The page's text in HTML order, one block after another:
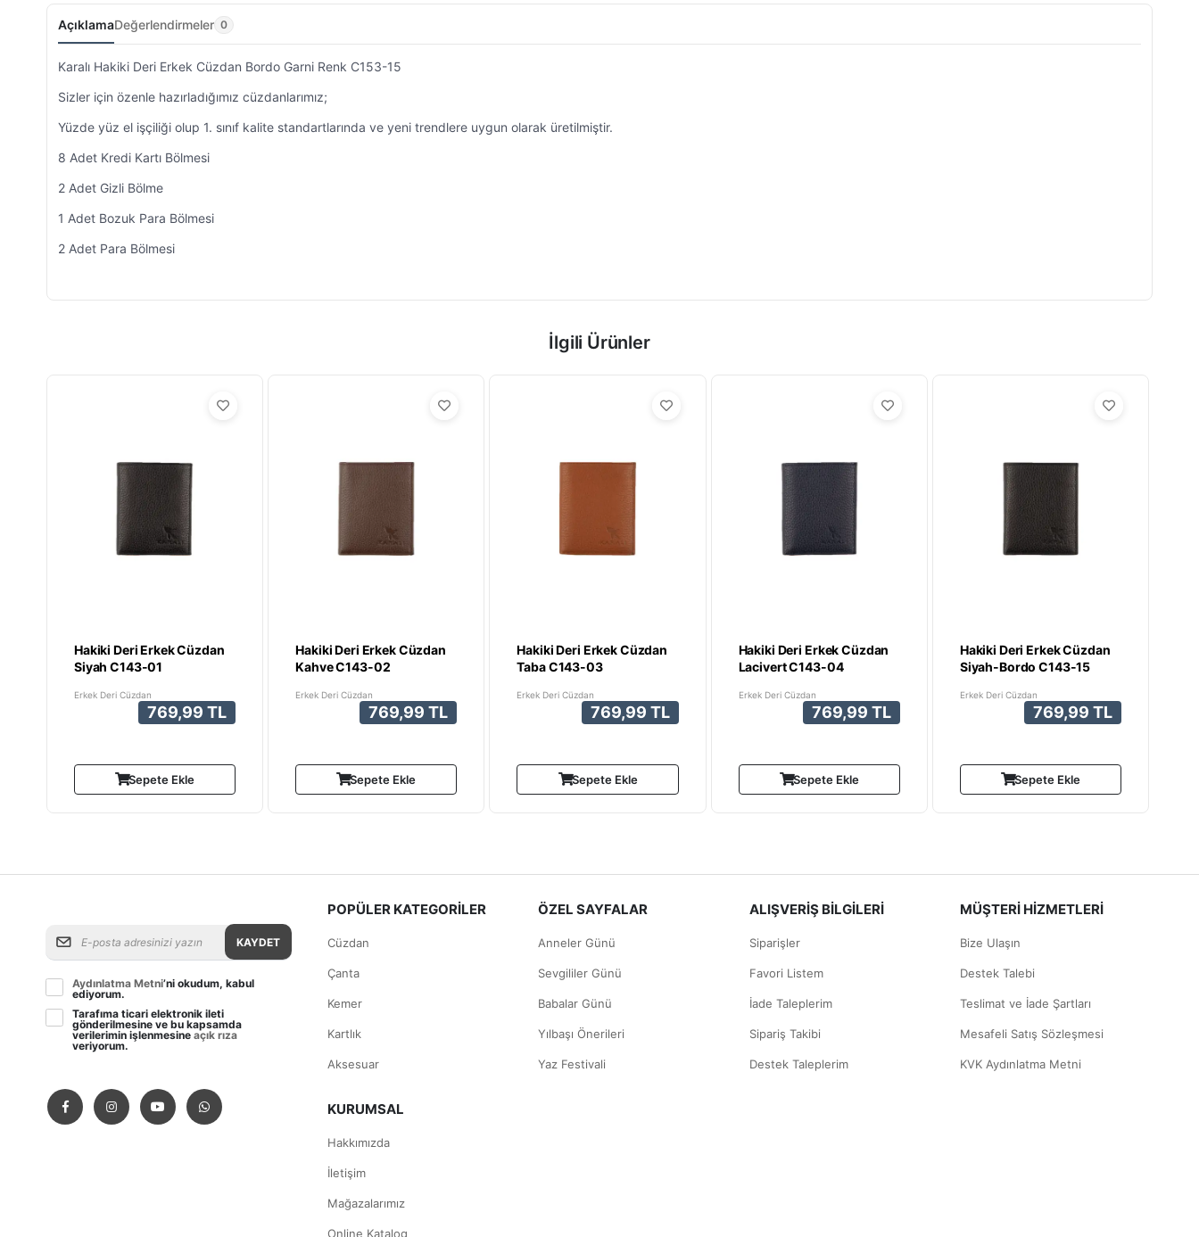
AçıklamaDeğerlendirmeler 0
Karalı Hakiki Deri Erkek Cüzdan Bordo Garni Renk C153-15
Sizler için özenle hazırladığımız cüzdanlarımız;
Yüzde yüz el işçiliği olup 1. sınıf kalite standartlarında ve yeni trendlere uygun olarak üretilmiştir.
8 Adet Kredi Kartı Bölmesi
2 Adet Gizli Bölme
1 Adet Bozuk Para Bölmesi
2 Adet Para Bölmesi
İlgili Ürünler
Hakiki Deri Erkek Cüzdan
Siyah C143-01
Erkek Deri Cüzdan
769,99 TL
Sepete Ekle
Hakiki Deri Erkek Cüzdan
Kahve C143-02
Erkek Deri Cüzdan
769,99 TL
Sepete Ekle
Hakiki Deri Erkek Cüzdan
Taba C143-03
Erkek Deri Cüzdan
769,99 TL
Sepete Ekle
Hakiki Deri Erkek Cüzdan
Lacivert C143-04
Erkek Deri Cüzdan
769,99 TL
Sepete Ekle
Hakiki Deri Erkek Cüzdan
Siyah-Bordo C143-15
Erkek Deri Cüzdan
769,99 TL
Sepete Ekle
POPÜLER KATEGORİLER
Cüzdan
Çanta
Kemer
Kartlık
Aksesuar
ÖZEL SAYFALAR
Anneler Günü
Sevgililer Günü
Babalar Günü
Yılbaşı Önerileri
Yaz Festivali
ALIŞVERİŞ BİLGİLERİ
Siparişler
Favori Listem
İade Taleplerim
Sipariş Takibi
Destek Taleplerim
MÜŞTERİ HİZMETLERİ
Bize Ulaşın
Destek Talebi
Teslimat ve İade Şartları
Mesafeli Satış Sözleşmesi
KVK Aydınlatma Metni
KURUMSAL
Hakkımızda
İletişim
Mağazalarımız
Online Katalog
KAYDET
Aydınlatma Metni’ni okudum, kabul
ediyorum.
Tarafıma ticari elektronik ileti
gönderilmesine ve bu kapsamda
verilerimin işlenmesineaçık rıza
veriyorum.